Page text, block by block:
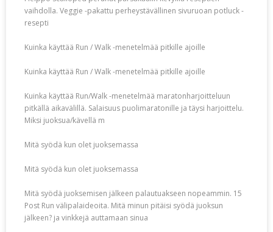
vaihdolla. Veggie -pakattu perheystävällinen sivuruoan potluck -
resepti
Kuinka käyttää Run / Walk -menetelmää pitkille ajoille
Kuinka käyttää Run / Walk -menetelmää pitkille ajoille
Kuinka käyttää Run/Walk -menetelmää maratonharjoitteluun
pitkällä aikavälillä. Salaisuus puolimaratonille ja täysi harjoittelu.
Miksi juoksua/kävellä m
Mitä syödä kun olet juoksemassa
Mitä syödä kun olet juoksemassa
Mitä syödä juoksemisen jälkeen palautuakseen nopeammin. 15
Post Run välipalaideoita. Mitä minun pitäisi syödä juoksun
jälkeen? ja vinkkejä auttamaan sinua